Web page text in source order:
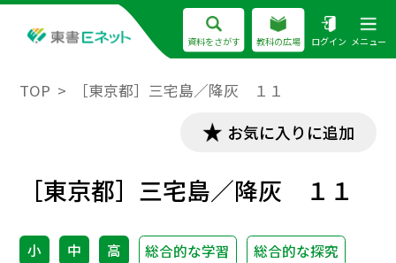
資料をさがす 教科の広場 ログイン メニュー
TOP ［東京都］三宅島／降灰 １１
お気に入りに追加
［東京都］三宅島／降灰 １１
小 中 高 総合的な学習
総合的な探究